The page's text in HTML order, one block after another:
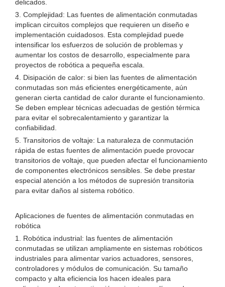
delicados.
3. Complejidad: Las fuentes de alimentación conmutadas
implican circuitos complejos que requieren un diseño e
implementación cuidadosos. Esta complejidad puede
intensificar los esfuerzos de solución de problemas y
aumentar los costos de desarrollo, especialmente para
proyectos de robótica a pequeña escala.
4. Disipación de calor: si bien las fuentes de alimentación
conmutadas son más eficientes energéticamente, aún
generan cierta cantidad de calor durante el funcionamiento.
Se deben emplear técnicas adecuadas de gestión térmica
para evitar el sobrecalentamiento y garantizar la
confiabilidad.
5. Transitorios de voltaje: La naturaleza de conmutación
rápida de estas fuentes de alimentación puede provocar
transitorios de voltaje, que pueden afectar el funcionamiento
de componentes electrónicos sensibles. Se debe prestar
especial atención a los métodos de supresión transitoria
para evitar daños al sistema robótico.
Aplicaciones de fuentes de alimentación conmutadas en
robótica
1. Robótica industrial: las fuentes de alimentación
conmutadas se utilizan ampliamente en sistemas robóticos
industriales para alimentar varios actuadores, sensores,
controladores y módulos de comunicación. Su tamaño
compacto y alta eficiencia los hacen ideales para